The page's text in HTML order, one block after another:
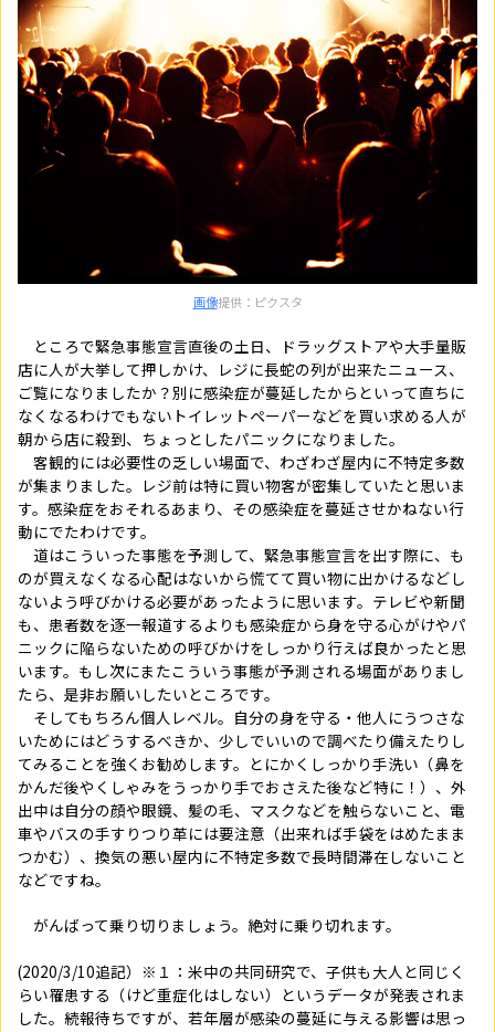
画像提供：ピクスタ
ところで緊急事態宣言直後の土日、ドラッグストアや大手量販
店に人が大挙して押しかけ、レジに長蛇の列が出来たニュース、
ご覧になりましたか？別に感染症が蔓延したからといって直ちに
なくなるわけでもないトイレットペーパーなどを買い求める人が
朝から店に殺到、ちょっとしたパニックになりました。
客観的には必要性の乏しい場面で、わざわざ屋内に不特定多数
が集まりました。レジ前は特に買い物客が密集していたと思いま
す。感染症をおそれるあまり、その感染症を蔓延させかねない行
動にでたわけです。
道はこういった事態を予測して、緊急事態宣言を出す際に、も
のが買えなくなる心配はないから慌てて買い物に出かけるなどし
ないよう呼びかける必要があったように思います。テレビや新聞
も、患者数を逐一報道するよりも感染症から身を守る心がけやパ
ニックに陥らないための呼びかけをしっかり行えば良かったと思
います。もし次にまたこういう事態が予測される場面がありまし
たら、是非お願いしたいところです。
そしてもちろん個人レベル。自分の身を守る・他人にうつさな
いためにはどうするべきか、少しでいいので調べたり備えたりし
てみることを強くお勧めします。とにかくしっかり手洗い（鼻を
かんだ後やくしゃみをうっかり手でおさえた後など特に！）、外
出中は自分の顔や眼鏡、髪の毛、マスクなどを触らないこと、電
車やバスの手すりつり革には要注意（出来れば手袋をはめたまま
つかむ）、換気の悪い屋内に不特定多数で長時間滞在しないこと
などですね。
がんばって乗り切りましょう。絶対に乗り切れます。
(2020/3/10追記）※１：米中の共同研究で、子供も大人と同じく
らい罹患する（けど重症化はしない）というデータが発表されま
した。続報待ちですが、若年層が感染の蔓延に与える影響は思っ